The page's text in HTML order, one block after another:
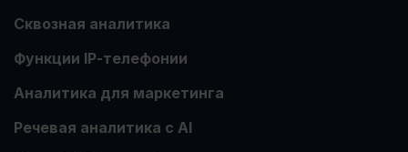
Сквозная аналитика
Функции ІР-телефонии
Аналитика для маркетинга
Речевая аналитика с АІ